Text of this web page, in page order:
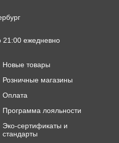
21:00 ежедневно
Новые товары
Розничные магазины
Оплата
Программа лояльности
Эко-сертификаты и
стандарты